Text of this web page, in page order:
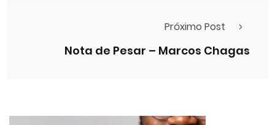
Próximo Post
Nota de Pesar – Marcos Chagas